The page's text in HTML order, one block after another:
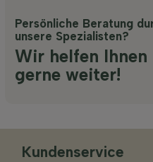
Persönliche Beratung
unsere Spezialisten?
Wir helfen Ihnen
gerne weiter!
Kundenservice